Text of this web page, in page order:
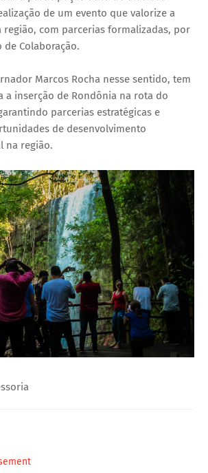
de um evento que valorize a
região, com parcerias formalizadas, por
de Colaboração.
Marcos Rocha nesse sentido, tem
a inserção de Rondônia na rota do
parcerias estratégicas e
de desenvolvimento
na região.